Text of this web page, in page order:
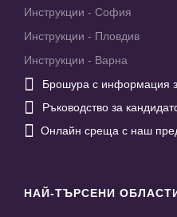
Инструкции - София
Инструкции - Пловдив
Инструкции - Варна
 Брошура с информация
 Ръководство за
 Онлайн среща с наш
НАЙ-ТЪРСЕНИ